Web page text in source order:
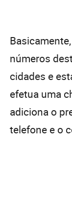
números
cidades e
efetua uma
adiciona o
telefone e o